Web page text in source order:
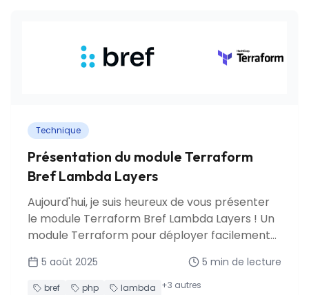
Technique
Présentation du module Terraform
Bref Lambda Layers
Aujourd'hui, je suis heureux de vous présenter
le module Terraform Bref Lambda Layers ! Un
module Terraform pour déployer facilement
Lambda avec le runtime et les layers Bref.
5 août 2025 5 min de lecture
bref php lambda +3 autres